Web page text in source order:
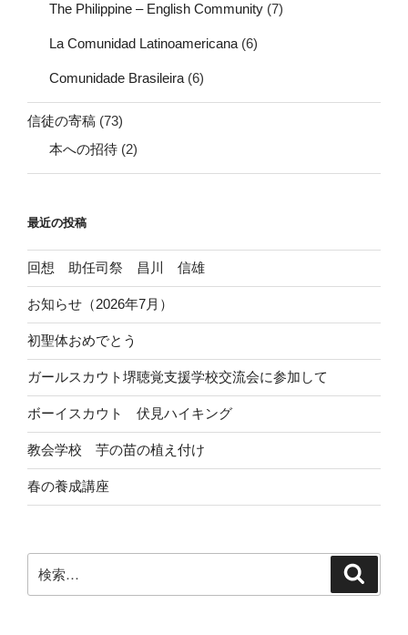
The Philippine – English Community (7)
La Comunidad Latinoamericana (6)
Comunidade Brasileira (6)
信徒の寄稿 (73)
本への招待 (2)
最近の投稿
回想 助任司祭 昌川 信雄
お知らせ（2026年7月）
初聖体おめでとう
ガールスカウト堺聴覚支援学校交流会に参加して
ボーイスカウト 伏見ハイキング
教会学校 芋の苗の植え付け
春の養成講座
索: